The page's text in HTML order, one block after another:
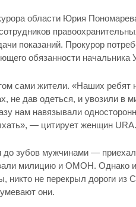
области Юрия
показаний. Прокурор
обязанности
сами жители. «Наших
не дав одеться, и увозили в
нам навязывали
— цитирует женщин
зубов мужчинами —
милицию и ОМОН. Однако и
никто не перекрыл дороги
они.